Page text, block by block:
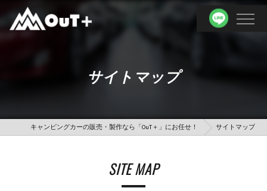
サイトマップ
キャンピングカーの販売・製作なら「OuT＋」にお任せ！ サイトマップ
SITE MAP